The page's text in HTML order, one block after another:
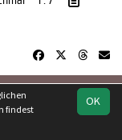
OK
findest